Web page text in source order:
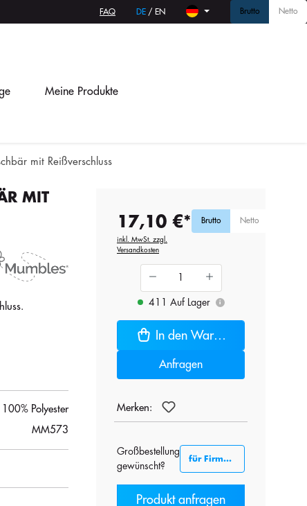
FAQ DE / EN Brutto Netto
Meine Produkte
mit Reißverschluss
MIT
100% Polyester
MM573
17,10 €*
inkl. MwSt. zzgl.
Versandkosten
Brutto Netto
411 Auf Lager i
In den Warenkorb
Anfragen
Merken:
Großbestellung
gewünscht?
für Firmenkunden B2B
Produkt anfragen